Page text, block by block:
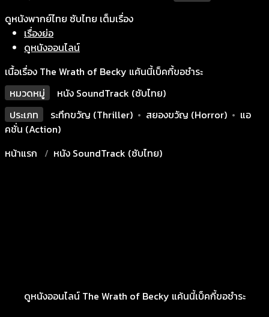
ดูหนังพากย์ไทย ซับไทย เต็มเรื่อง
เรื่องย่อ
ดูหนังออนไลน์
เนื้อเรื่อง The Wrath of Becky แค้นนี้เบ็คกี้ขอชำระ
หมวดหมู่
หนัง SoundTrack (ซับไทย)
ประเภท
ระทึกขวัญ (Thriller) • สยองขวัญ (Horror) • แอ
คชั่น (Action)
หน้าแรก
หนัง SoundTrack (ซับไทย)
ดูหนังออนไลน์ The Wrath of Becky แค้นนี้เบ็คกี้ขอชำระ